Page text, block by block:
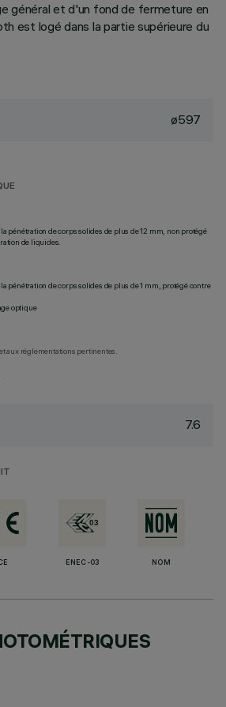
général et d'un fond de fermeture en
est logé dans la partie supérieure du
ø597
pénétration de corps solides de plus de 12 mm, non protégé
de liquides.
pénétration de corps solides de plus de 1 mm, protégé contre
optique
aux réglementations pertinentes.
7.6
ENEC-03 NOM